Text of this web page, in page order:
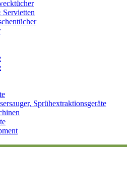
Sprühextraktionsgeräte